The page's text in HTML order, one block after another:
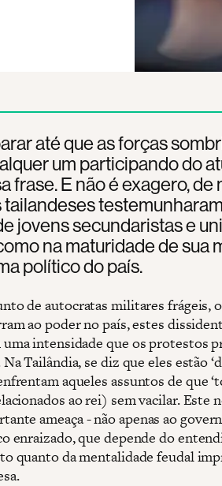
até que as forças
um participando do
frase. E não é exagero, de
jovens secundaristas e
na maturidade de sua
político do país.
de autocratas militares frágeis,
ao poder no país, estes
intensidade que os protestos
Na Tailândia, se diz que eles estão
aqueles assuntos de que
ao rei) sem vacilar. Este
ameaça - não apenas ao
enraizado, que depende do
quanto da mentalidade feudal